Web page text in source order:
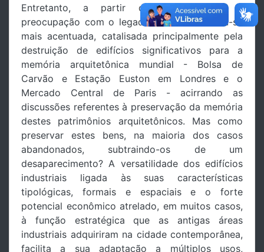
Entretanto, a partir dos anos 1960, a
preocupação com o legado industrial tornou-se
mais acentuada, catalisada principalmente pela
destruição de edifícios significativos para a
memória arquitetônica mundial - Bolsa de
Carvão e Estação Euston em Londres e o
Mercado Central de Paris - acirrando as
discussões referentes à preservação da memória
destes patrimônios arquitetônicos. Mas como
preservar estes bens, na maioria dos casos
abandonados, subtraindo-os de um
desaparecimento? A versatilidade dos edifícios
industriais ligada às suas características
tipológicas, formais e espaciais e o forte
potencial econômico atrelado, em muitos casos,
à função estratégica que as antigas áreas
industriais adquiriram na cidade contemporânea,
facilita a sua adaptação a múltiplos usos,